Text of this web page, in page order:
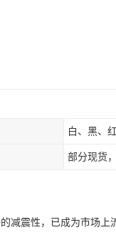
白、黑、
部分现货
减震性，已成为市场上